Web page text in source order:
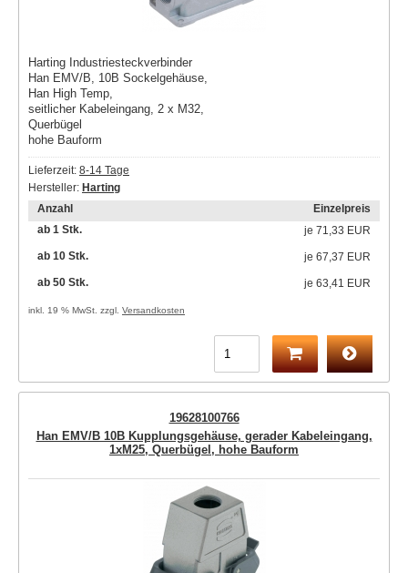
Harting Industriesteckverbinder
Han EMV/B, 10B Sockelgehäuse,
Han High Temp,
seitlicher Kabeleingang, 2 x M32,
Querbügel
hohe Bauform
Lieferzeit: 8-14 Tage
Hersteller: Harting
Anzahl
Einzelpreis
ab 1 Stk.
je 71,33 EUR
ab 10 Stk.
je 67,37 EUR
ab 50 Stk.
je 63,41 EUR
inkl. 19 % MwSt. zzgl. Versandkosten
19628100766
Han EMV/B 10B Kupplungsgehäuse, gerader Kabeleingang,
1xM25, Querbügel, hohe Bauform